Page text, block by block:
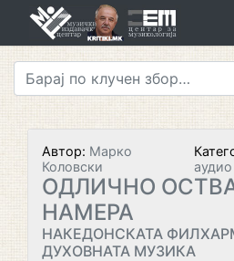
Автор: Марко
Коловски
аудио
ОДЛИЧНО
НАМЕРА
НАКЕДОНСКАТА
ДУХОВНАТА МУЗИКА